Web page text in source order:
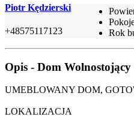
Piotr Kędzierski
+48575117123
Rok
Opis - Dom Wolnostojący
UMEBLOWANY DOM,
LOKALIZACJA